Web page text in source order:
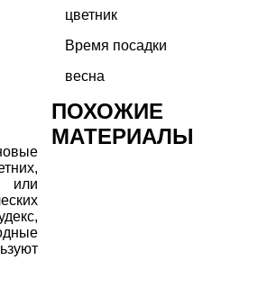
цветник
Время посадки
весна
или
ПОХОЖИЕ
МАТЕРИАЛЫ